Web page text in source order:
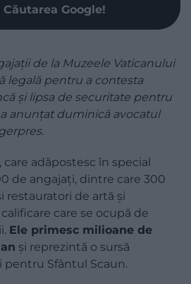
Google!
de la Muzeele Vaticanului
legală pentru a contesta
şi lipsa de securitate pentru
anunţat duminică avocatul
adăpostesc în special
de angajaţi, dintre care 300
restauratori de artă şi
care se ocupă de
Ele primesc milioane de
şi reprezintă o sursă
pentru Sfântul Scaun.